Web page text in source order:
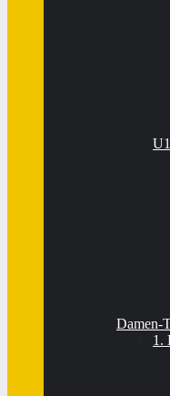
Damen-
1.